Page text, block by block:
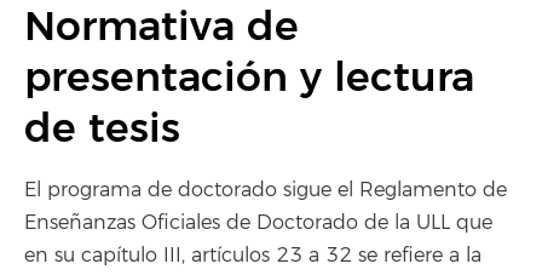
Normativa de
presentación y lectura
de tesis
El programa de doctorado sigue el Reglamento de
Enseñanzas Oficiales de Doctorado de la ULL que
en su capítulo III, artículos 23 a 32 se refiere a la